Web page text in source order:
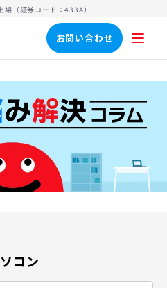
場（証券コード：433A）
お問い合わせ
コン